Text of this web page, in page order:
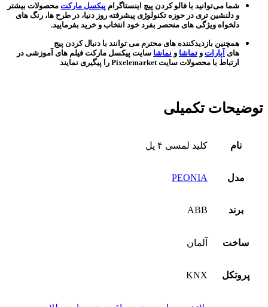
شما می‌توانید با فالو کردن پیچ اینستاگرام پیکسل مارکت محصولات بیشتر
و دلنشین تری در حوزه تکنولوژی پیشرفته روز دنیا، در طرح ها، رنگ های
دلخواه ویژگی های منحصر بفرد خود انتخاب و خرید بفرمایید.
همچنین بازدیدکننده های محترم می توانند با دنبال کردن پیج
های آپارات و تماشا و نماشا سایت پیکسل مارکت فیلم های آموزشی در
ارتباط با محصولات سایت Pixelemarket را پیگیری نمایند
توضیحات تکمیلی
نام کلید لمسی ۴ پل
مدل PEONIA
برند ABB
ساخت آلمان
پروتکل KNX